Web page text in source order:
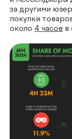
за другими
покупки
около 4 часов в